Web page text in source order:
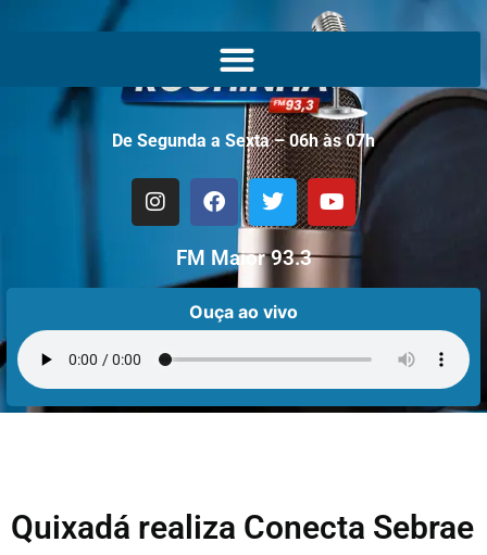
De Segunda a Sexta – 06h às 07h
FM Maior 93.3
Ouça ao vivo
Quixadá realiza Conecta Sebrae